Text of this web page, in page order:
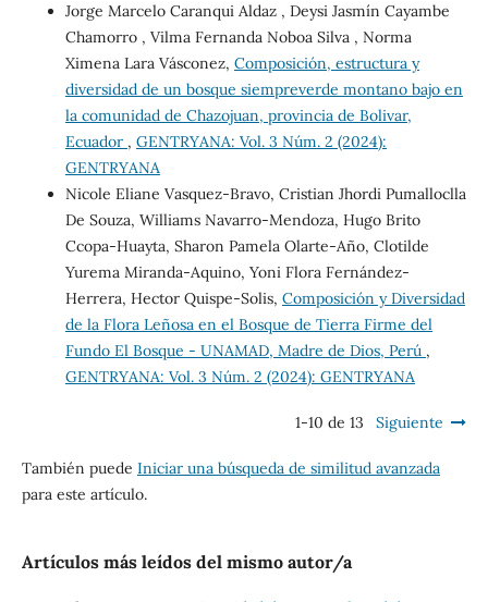
Jorge Marcelo Caranqui Aldaz , Deysi Jasmín Cayambe
Chamorro , Vilma Fernanda Noboa Silva , Norma
Ximena Lara Vásconez, Composición, estructura y
diversidad de un bosque siempreverde montano bajo en
la comunidad de Chazojuan, provincia de Bolivar,
Ecuador , GENTRYANA: Vol. 3 Núm. 2 (2024):
GENTRYANA
Nicole Eliane Vasquez-Bravo, Cristian Jhordi Pumalloclla
De Souza, Williams Navarro-Mendoza, Hugo Brito
Ccopa-Huayta, Sharon Pamela Olarte-Año, Clotilde
Yurema Miranda-Aquino, Yoni Flora Fernández-
Herrera, Hector Quispe-Solis, Composición y Diversidad
de la Flora Leñosa en el Bosque de Tierra Firme del
Fundo El Bosque - UNAMAD, Madre de Dios, Perú ,
GENTRYANA: Vol. 3 Núm. 2 (2024): GENTRYANA
1-10 de 13 Siguiente
También puede Iniciar una búsqueda de similitud avanzada
para este artículo.
Artículos más leídos del mismo autor/a